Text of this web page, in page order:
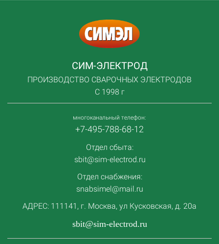
СИМ-ЭЛЕКТРОД
ПРОИЗВОДСТВО СВАРОЧНЫХ ЭЛЕКТРОДОВ
С 1998 г
многоканальный телефон:
+7-495-788-68-12
Отдел сбыта:
sbit@sim-electrod.ru
Отдел снабжения:
snabsimel@mail.ru
АДРЕС: 111141, г. Москва, ул Кусковская, д. 20а
sbit@sim-electrod.ru